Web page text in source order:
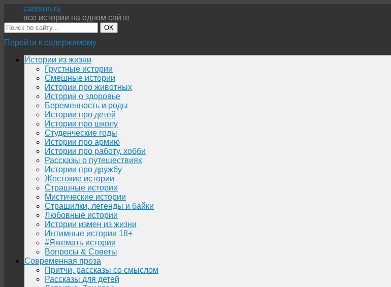
carsson.ru
все истории на одном сайте
OK
Перейти к содержимому
Истории из жизни
Грустные истории
Смешные истории
Истории про животных
Истории о здоровье
Беременность и роды
Истории про детей
Истории про школу
Студенческие годы
Истории про армию
Истории про работу, хобби
Рассказы о путешествиях
Истории про дружбу
Жестокие истории
Страшные истории
Мистические истории
Страшилки, легенды и байки
Любовные истории
Истории измен из жизни
Интимные истории 18+
#Яжемать истории
Вопросы & Советы
Современная проза
Притчи, рассказы со смыслом
Рассказы для детей